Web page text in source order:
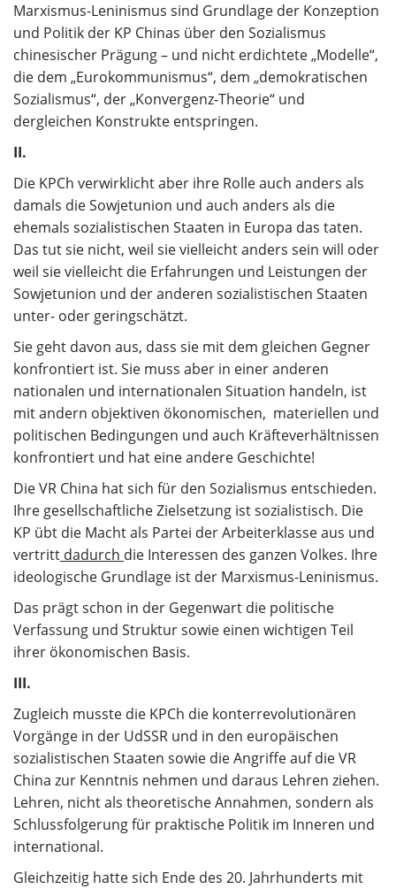
Marxismus-Leninismus sind Grundlage der Konzeption
und Politik der KP Chinas über den Sozialismus
chinesischer Prägung – und nicht erdichtete „Modelle“,
die dem „Eurokommunismus“, dem „demokratischen
Sozialismus“, der „Konvergenz-Theorie“ und
dergleichen Konstrukte entspringen.
II.
Die KPCh verwirklicht aber ihre Rolle auch anders als
damals die Sowjetunion und auch anders als die
ehemals sozialistischen Staaten in Europa das taten.
Das tut sie nicht, weil sie vielleicht anders sein will oder
weil sie vielleicht die Erfahrungen und Leistungen der
Sowjetunion und der anderen sozialistischen Staaten
unter- oder geringschätzt.
Sie geht davon aus, dass sie mit dem gleichen Gegner
konfrontiert ist. Sie muss aber in einer anderen
nationalen und internationalen Situation handeln, ist
mit andern objektiven ökonomischen, materiellen und
politischen Bedingungen und auch Kräfteverhältnissen
konfrontiert und hat eine andere Geschichte!
Die VR China hat sich für den Sozialismus entschieden.
Ihre gesellschaftliche Zielsetzung ist sozialistisch. Die
KP übt die Macht als Partei der Arbeiterklasse aus und
vertritt dadurch die Interessen des ganzen Volkes. Ihre
ideologische Grundlage ist der Marxismus-Leninismus.
Das prägt schon in der Gegenwart die politische
Verfassung und Struktur sowie einen wichtigen Teil
ihrer ökonomischen Basis.
III.
Zugleich musste die KPCh die konterrevolutionären
Vorgänge in der UdSSR und in den europäischen
sozialistischen Staaten sowie die Angriffe auf die VR
China zur Kenntnis nehmen und daraus Lehren ziehen.
Lehren, nicht als theoretische Annahmen, sondern als
Schlussfolgerung für praktische Politik im Inneren und
international.
Gleichzeitig hatte sich Ende des 20. Jahrhunderts mit